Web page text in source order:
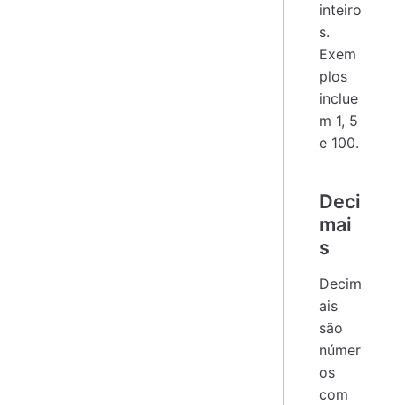
inteiro
s.
Exem
plos
inclue
m 1, 5
e 100.
Deci
mai
s
Decim
ais
são
númer
os
com